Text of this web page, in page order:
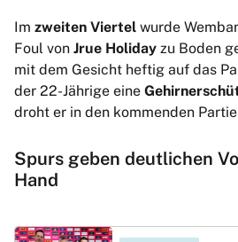
Im zweiten Viertel wurde
Foul von Jrue Holiday zu Boden
mit dem Gesicht heftig auf das
der 22-Jährige eine
droht er in den kommenden
Spurs geben deutlichen
Hand